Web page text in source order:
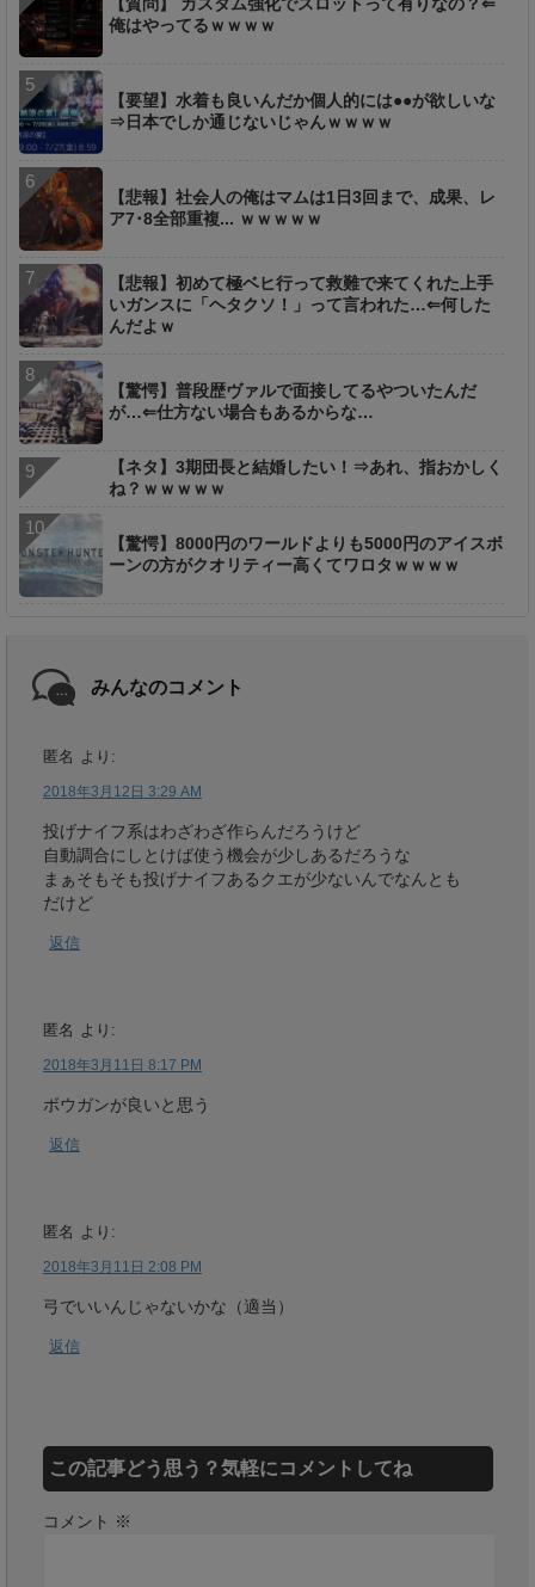
俺はやってるｗｗｗｗ
【要望】水着も良いんだか個人的には●●が欲しいな
⇒日本でしか通じないじゃんｗｗｗｗ
【悲報】社会人の俺はマムは1日3回まで、成果、レ
ア7･8全部重複... ｗｗｗｗｗ
【悲報】初めて極ベヒ行って救難で来てくれた上手
いガンスに「ヘタクソ！」って言われた…⇐何した
んだよｗ
【驚愕】普段歴ヴァルで面接してるやついたんだ
が…⇐仕方ない場合もあるからな…
【ネタ】3期団長と結婚したい！⇒あれ、指おかしく
ね？ｗｗｗｗｗ
【驚愕】8000円のワールドよりも5000円のアイスボ
ーンの方がクオリティー高くてワロタｗｗｗｗ
みんなのコメント
匿名 より:
2018年3月12日 3:29 AM
投げナイフ系はわざわざ作らんだろうけど
自動調合にしとけば使う機会が少しあるだろうな
まぁそもそも投げナイフあるクエが少ないんでなんとも
だけど
返信
匿名 より:
2018年3月11日 8:17 PM
ボウガンが良いと思う
返信
匿名 より:
2018年3月11日 2:08 PM
弓でいいんじゃないかな（適当）
返信
この記事どう思う？気軽にコメントしてね
コメント ※